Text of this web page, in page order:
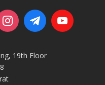
19th Floor